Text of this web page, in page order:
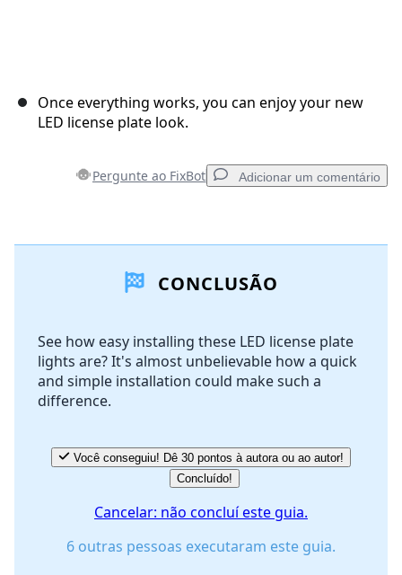
Once everything works, you can enjoy your new
LED license plate look.
Pergunte ao FixBot Adicionar um comentário
Cancelar Postar comentário
CONCLUSÃO
See how easy installing these LED license plate
lights are? It's almost unbelievable how a quick
and simple installation could make such a
difference.
Você conseguiu! Dê 30 pontos à autora ou ao autor!
Concluído!
Cancelar: não concluí este guia.
6 outras pessoas executaram este guia.